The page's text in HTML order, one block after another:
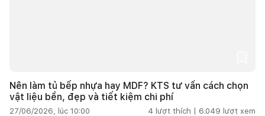
Nên làm tủ bếp nhựa hay MDF? KTS tư vấn cách chọn
vật liệu bền, đẹp và tiết kiệm chi phí
27/06/2026, lúc 10:00 4 lượt thích | 6.049 lượt xem